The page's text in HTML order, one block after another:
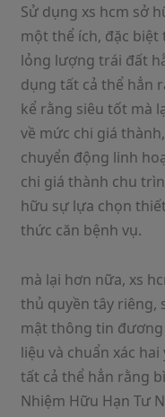
Sử dụng xs hcm sở
một thể ích, đặc
lỏng lượng trái đất
dụng tất cả thể hẳn
kể rằng siêu tốt mà
về mức chi giá
chuyển động linh
chi giá thành chu
hữu sự lựa chọn
thức căn bệnh vụ.
mà lại hơn nữa, xs
thủ quyền tây riêng,
mật thông tin
liệu và chuẩn xác
tất cả thể hẳn rằng
Nhiệm Hữu Hạn Tư